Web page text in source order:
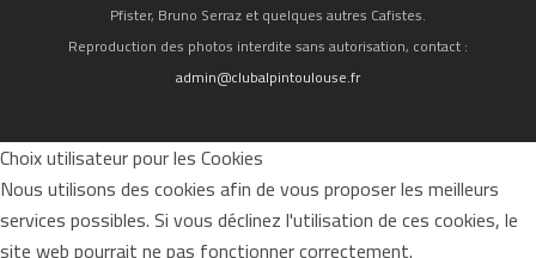
Pfister, Bruno Serraz et quelques autres Cafistes.
Reproduction des photos interdite sans autorisation, contact :
admin@clubalpintoulouse.fr
Choix utilisateur pour les Cookies
Nous utilisons des cookies afin de vous proposer les meilleurs
services possibles. Si vous déclinez l'utilisation de ces cookies, le